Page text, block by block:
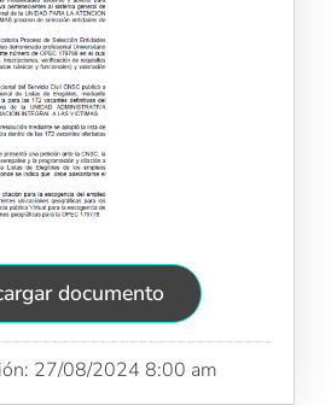
documento
27/08/2024 8:00 am